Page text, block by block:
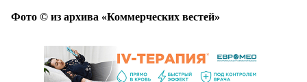
Фото © из архива «Коммерческих вестей»